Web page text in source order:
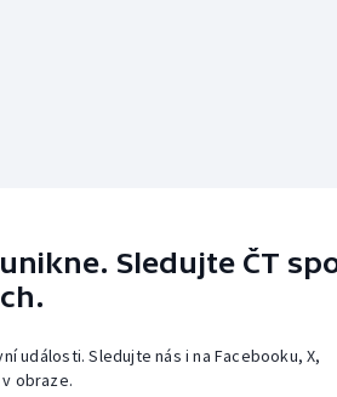
Sledujte ČT
události. Sledujte nás i na Facebooku, X,
obraze.